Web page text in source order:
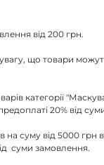
від 200 грн.
що товари можуть
категорії
20% від
на суму від 5000 грн
суми замовлення.